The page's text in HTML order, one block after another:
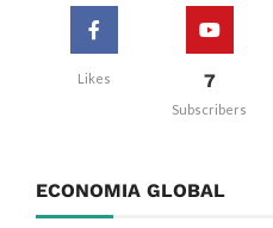
Likes 7
Subscribers
ECONOMIA GLOBAL